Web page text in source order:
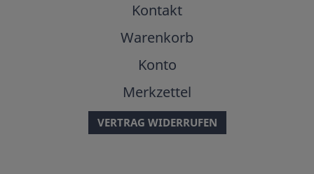
Kontakt
Warenkorb
Konto
Merkzettel
VERTRAG WIDERRUFEN